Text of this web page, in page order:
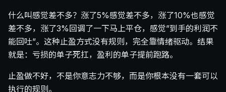
什么叫感觉差不多？涨了5%感觉差不多，涨了10%也感觉
差不多，涨了3%回调了一下马上平仓，感觉”到手的利润不
能回吐”。这种止盈方式没有规则，完全靠情绪驱动。结果
就是：亏损的单子死扛，盈利的单子提前跑路。
止盈做不好，不是你意志力不够，而是你根本没有一套可以
执行的规则。